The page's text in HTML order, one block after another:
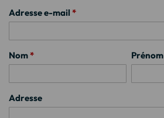
Adresse e-mail *
Nom* Prénom
Adresse